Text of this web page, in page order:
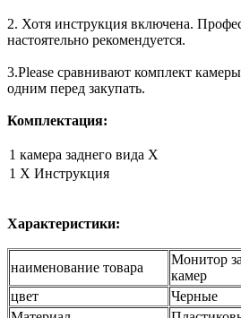
2. Хотя инструкция включена.
настоятельно рекомендуется.
3.Please сравнивают комплект
одним перед закупать.
Комплектация:
1 камера заднего вида X
1 X Инструкция
Характеристики:
наименование товара
Монитор
камер
цвет
Черные